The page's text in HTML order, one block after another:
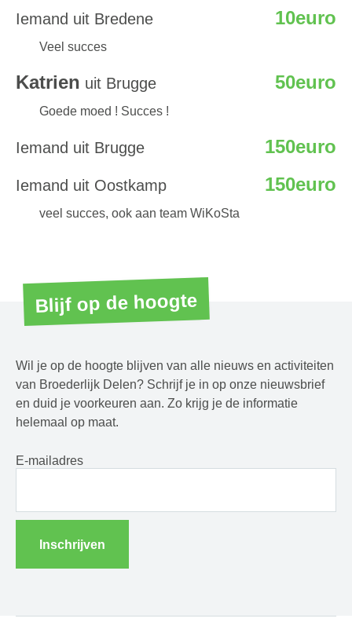
Iemand uit Bredene 10euro
Veel succes
Katrien uit Brugge 50euro
Goede moed ! Succes !
Iemand uit Brugge 150euro
Iemand uit Oostkamp 150euro
veel succes, ook aan team WiKoSta
Blijf op de hoogte
Wil je op de hoogte blijven van alle nieuws en activiteiten
van Broederlijk Delen? Schrijf je in op onze nieuwsbrief
en duid je voorkeuren aan. Zo krijg je de informatie
helemaal op maat.
E-mailadres
Inschrijven